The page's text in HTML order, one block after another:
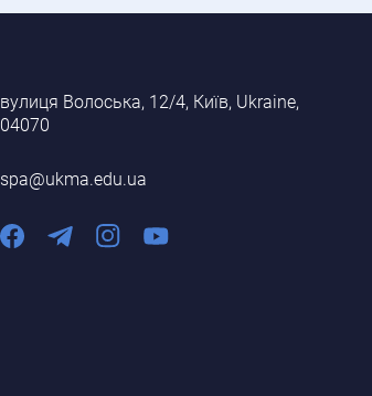
вулиця Волоська, 12/4, Київ, Ukraine,
04070
spa@ukma.edu.ua